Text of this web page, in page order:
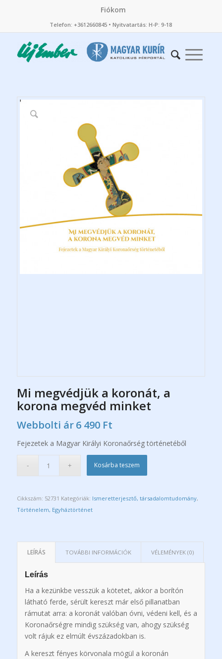
Fiókom
Telefon: +3612660845 • Nyitvatartás: H-P: 9-18
Mi megvédjük a koronát, a
korona megvéd minket
Webbolti ár 6 490 Ft
Fejezetek a Magyar Királyi Koronaőrség történetéből
Kosárba teszem
Cikkszám: 52731 Kategóriák: Ismeretterjesztő, társadalomtudomány,
Történelem, Egyháztörténet
LEÍRÁS TOVÁBBI INFORMÁCIÓK VÉLEMÉNYEK (0)
Leírás
Ha a kezünkbe vesszük a kötetet, akkor a borítón
látható ferde, sérült kereszt már első pillanatban
rámutat arra: a koronát valóban óvni, védeni kell, és a
Koronaőrségre mindig szükség van, ahogy szükség
volt rájuk ez elmúlt évszázadokban is.
A kereszt fényes körvonala mögül a koronán